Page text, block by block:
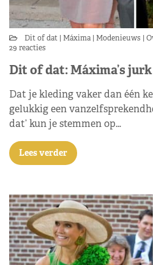
Dit of dat Máxima Modenieuws
29 reacties
Dit of dat: Máxima’s
Dat je kleding vaker dan één
gelukkig een
dat’ kun je stemmen op…
Lees verder